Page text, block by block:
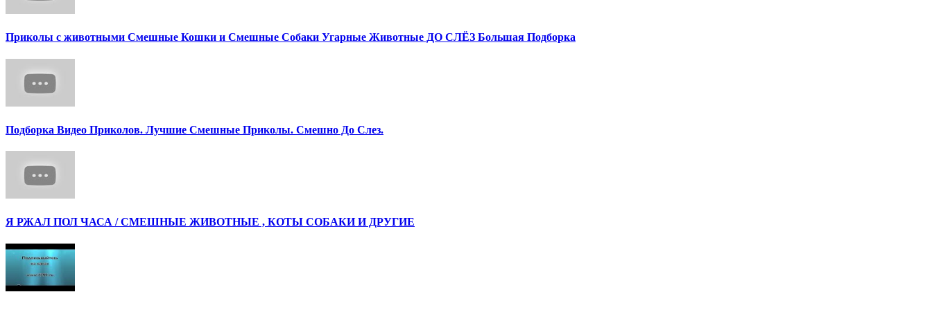
Приколы с животными Смешные Кошки и Смешные Собаки Угарные Животные ДО СЛЁЗ Большая Подборка
Подборка Видео Приколов. Лучшие Смешные Приколы. Смешно До Слез.
Я РЖАЛ ПОЛ ЧАСА / СМЕШНЫЕ ЖИВОТНЫЕ , КОТЫ СОБАКИ И ДРУГИЕ